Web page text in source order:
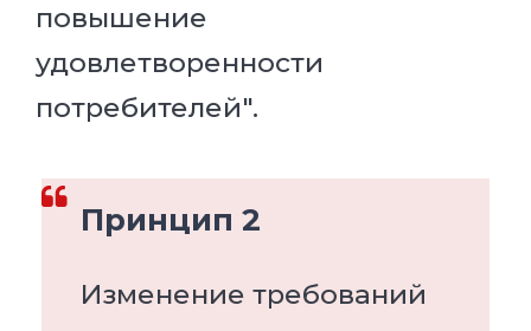
повышение
удовлетворенности
потребителей".
Принцип 2
Изменение требований